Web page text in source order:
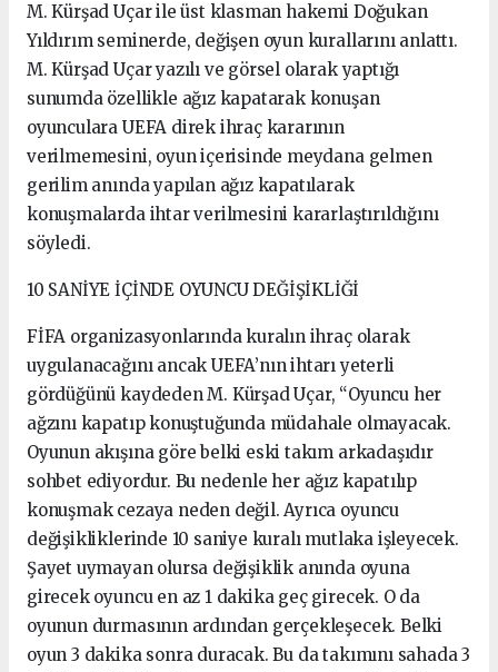
M. Kürşad Uçar ile üst klasman hakemi Doğukan
Yıldırım seminerde, değişen oyun kurallarını anlattı.
M. Kürşad Uçar yazılı ve görsel olarak yaptığı
sunumda özellikle ağız kapatarak konuşan
oyunculara UEFA direk ihraç kararının
verilmemesini, oyun içerisinde meydana gelmen
gerilim anında yapılan ağız kapatılarak
konuşmalarda ihtar verilmesini kararlaştırıldığını
söyledi.
10 SANİYE İÇİNDE OYUNCU DEĞİŞİKLİĞİ
FİFA organizasyonlarında kuralın ihraç olarak
uygulanacağını ancak UEFA’nın ihtarı yeterli
gördüğünü kaydeden M. Kürşad Uçar, “Oyuncu her
ağzını kapatıp konuştuğunda müdahale olmayacak.
Oyunun akışına göre belki eski takım arkadaşıdır
sohbet ediyordur. Bu nedenle her ağız kapatılıp
konuşmak cezaya neden değil. Ayrıca oyuncu
değişikliklerinde 10 saniye kuralı mutlaka işleyecek.
Şayet uymayan olursa değişiklik anında oyuna
girecek oyuncu en az 1 dakika geç girecek. O da
oyunun durmasının ardından gerçekleşecek. Belki
oyun 3 dakika sonra duracak. Bu da takımını sahada 3